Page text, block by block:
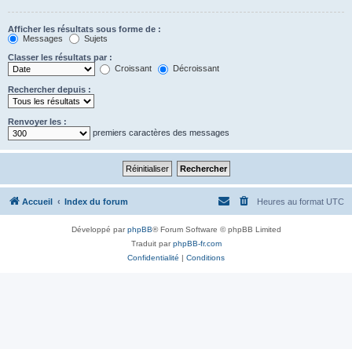
Afficher les résultats sous forme de :
Messages
Sujets
Classer les résultats par :
Croissant
Décroissant
Rechercher depuis :
Renvoyer les :
premiers caractères des messages
Accueil Index du forum Heures au format UTC
Développé parphpBB® Forum Software © phpBB Limited
Traduit parphpBB-fr.com
Confidentialité
Conditions